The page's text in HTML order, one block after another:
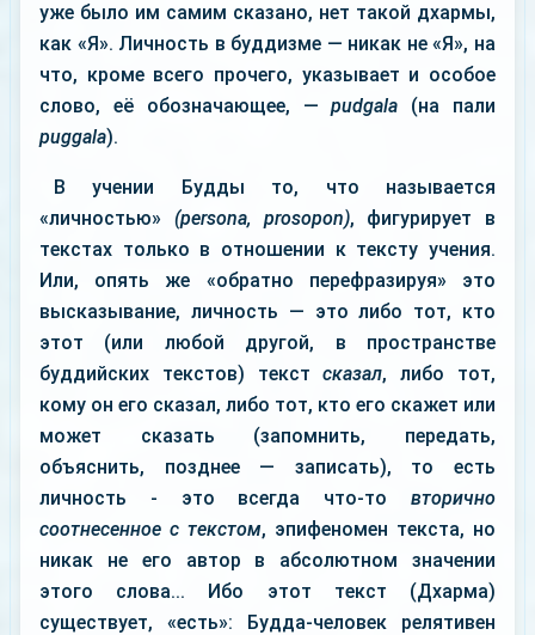
уже было им самим сказано, нет такой дхармы,
как «Я». Личность в буддизме — никак не «Я», на
что, кроме всего прочего, указывает и особое
слово, её обозначающее, —pudgala (на пали
puggala).
В учении Будды то, что называется
«личностью» (реrsona, prosopon), фигурирует в
текстах только в отношении к тексту учения.
Или, опять же «обратно перефразируя» это
высказывание, личность — это либо тот, кто
этот (или любой другой, в пространстве
буддийских текстов) текстсказал, либо тот,
кому он его сказал, либо тот, кто его скажет или
может сказать (запомнить, передать,
объяснить, позднее — записать), то есть
личность - это всегда что-то вторично
соотнесенное с текстом, эпифеномен текста, но
никак не его автор в абсолютном значении
этого слова... Ибо этот текст (Дхарма)
существует, «есть»: Будда-человек релятивен